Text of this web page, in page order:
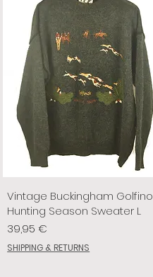
Vintage Buckingham Golfino
Hunting Season Sweater L
Prix
39,95 €
SHIPPING & RETURNS